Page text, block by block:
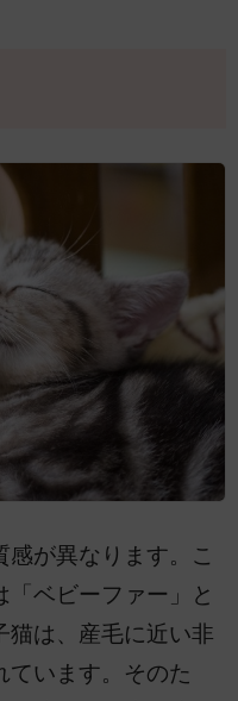
が異なります。こ
ベビーファー」と
猫は、産毛に近い非
ています。そのた